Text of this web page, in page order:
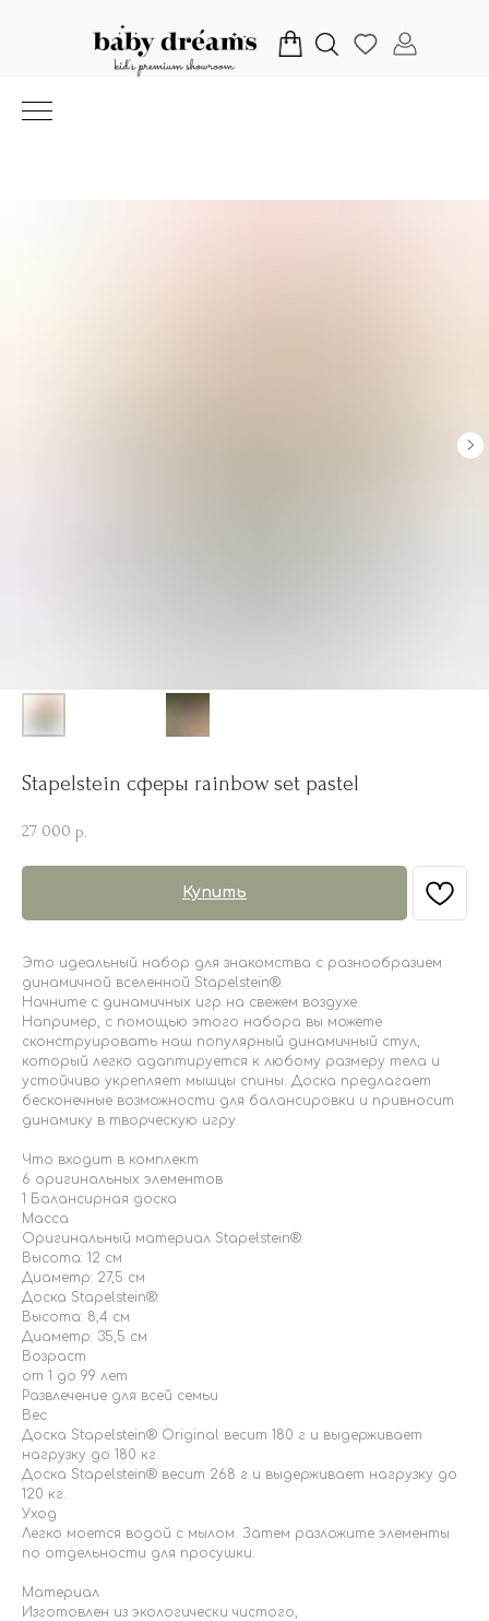
Stapelstein сферы rainbow set pastel
27 000 р.
Купить
Это идеальный набор для знакомства с разнообразием
динамичной вселенной Stapelstein®.
Начните с динамичных игр на свежем воздухе.
Например, с помощью этого набора вы можете
сконструировать наш популярный динамичный стул,
который легко адаптируется к любому размеру тела и
устойчиво укрепляет мышцы спины. Доска предлагает
бесконечные возможности для балансировки и привносит
динамику в творческую игру.
Что входит в комплект
6 оригинальных элементов
1 Балансирная доска
Масса
Оригинальный материал Stapelstein®:
Высота: 12 см
Диаметр: 27,5 см
Доска Stapelstein®:
Высота: 8,4 см
Диаметр: 35,5 см
Возраст
от 1 до 99 лет
Развлечение для всей семьи
Вес
Доска Stapelstein® Original весит 180 г и выдерживает
нагрузку до 180 кг.
Доска Stapelstein® весит 268 г и выдерживает нагрузку до
120 кг.
Уход
Легко моется водой с мылом. Затем разложите элементы
по отдельности для просушки.
Материал
Изготовлен из экологически чистого,